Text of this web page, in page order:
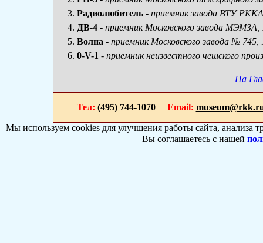
Радиолюбитель - приемник завода ВТУ
ДВ-4 - приемник Московского завода МЭМЗА,
Волна - приемник Московского завода № 745,
0-V-1 - приемник неизвестного чешского
На
Тел: (495) 744-1070 Email:
Мы используем cookies для улучшения работы сайта, анализа
Вы соглашаетесь с нашей